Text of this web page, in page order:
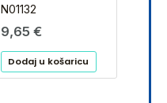
N01132
9,65 €
Dodaj u košaricu